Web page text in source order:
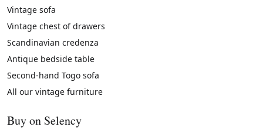
Vintage sofa
Vintage chest of drawers
Scandinavian credenza
Antique bedside table
Second-hand Togo sofa
All our vintage furniture
Buy on Selency